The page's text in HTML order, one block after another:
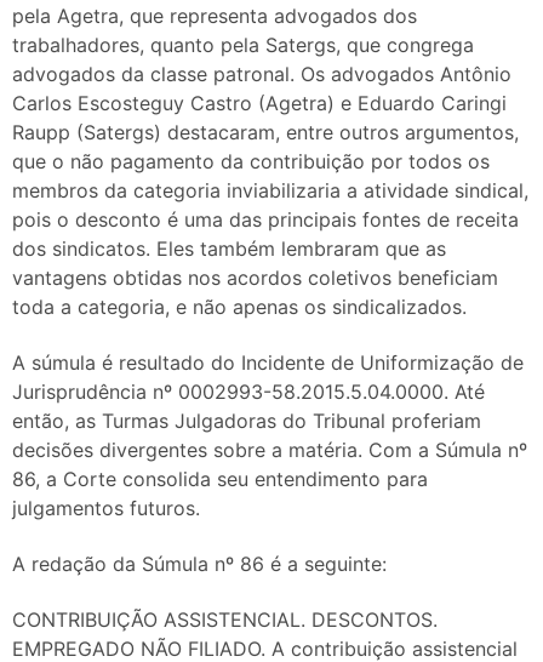
pela Agetra, que representa advogados dos
trabalhadores, quanto pela Satergs, que congrega
advogados da classe patronal. Os advogados Antônio
Carlos Escosteguy Castro (Agetra) e Eduardo Caringi
Raupp (Satergs) destacaram, entre outros argumentos,
que o não pagamento da contribuição por todos os
membros da categoria inviabilizaria a atividade sindical,
pois o desconto é uma das principais fontes de receita
dos sindicatos. Eles também lembraram que as
vantagens obtidas nos acordos coletivos beneficiam
toda a categoria, e não apenas os sindicalizados.
A súmula é resultado do Incidente de Uniformização de
Jurisprudência nº 0002993-58.2015.5.04.0000. Até
então, as Turmas Julgadoras do Tribunal proferiam
decisões divergentes sobre a matéria. Com a Súmula nº
86, a Corte consolida seu entendimento para
julgamentos futuros.
A redação da Súmula nº 86 é a seguinte:
CONTRIBUIÇÃO ASSISTENCIAL. DESCONTOS.
EMPREGADO NÃO FILIADO. A contribuição assistencial